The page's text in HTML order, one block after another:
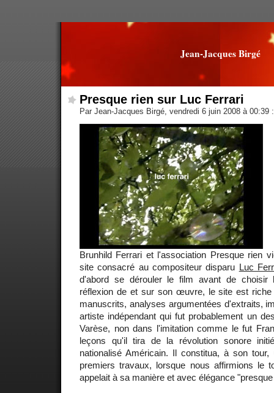
Jean-Jacques Birgé
Presque rien sur Luc Ferrari
Par Jean-Jacques Birgé, vendredi 6 juin 2008 à 00:39
Brunhild Ferrari et l'association Presque rien
site consacré au compositeur disparu Luc
d'abord se dérouler le film avant de choisir
réflexion de et sur son œuvre, le site est riche
manuscrits, analyses argumentées d'extraits,
artiste indépendant qui fut probablement un
Varèse, non dans l'imitation comme le fut
leçons qu'il tira de la révolution sonore
nationalisé Américain. Il constitua, à son
premiers travaux, lorsque nous affirmions le
appelait à sa manière et avec élégance